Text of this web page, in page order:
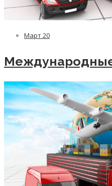
Март20